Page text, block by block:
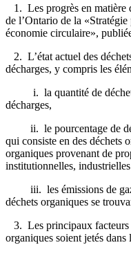
1. Les progrès en matière
de l’Ontario de la
économie circulaire»,
2. L’état actuel des
décharges, y compris les
i. la quantité de déchets
décharges,
ii. le pourcentage de
qui consiste en des déchets
organiques provenant de
institutionnelles,
iii. les émissions de gaz
déchets organiques se
3. Les principaux facteurs
organiques soient jetés dans